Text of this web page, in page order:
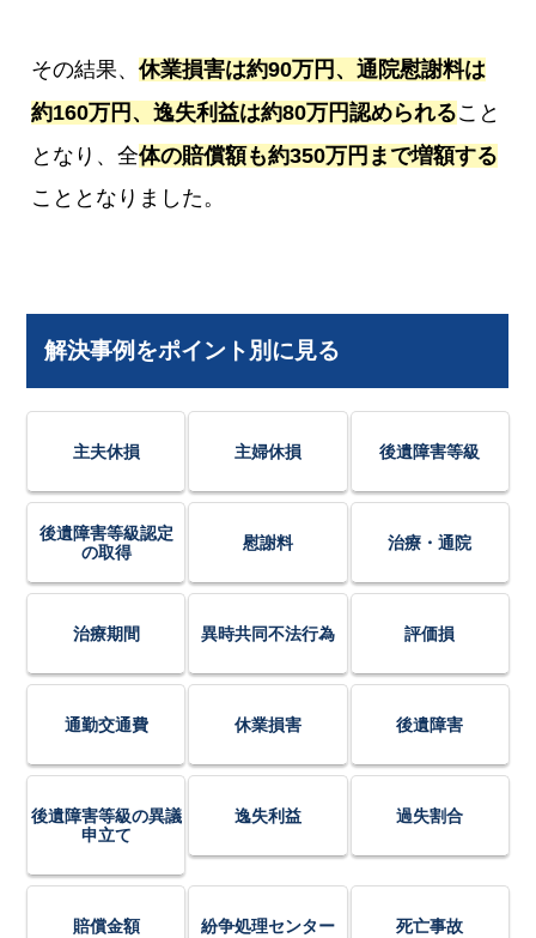
その結果、休業損害は約90万円、通院慰謝料は
約160万円、逸失利益は約80万円認められること
となり、全体の賠償額も約350万円まで増額する
こととなりました。
解決事例をポイント別に見る
主夫休損 主婦休損 後遺障害等級
後遺障害等級認定
の取得
慰謝料 治療・通院
治療期間 異時共同不法行為 評価損
通勤交通費 休業損害 後遺障害
後遺障害等級の異議
申立て
逸失利益 過失割合
賠償金額 紛争処理センター 死亡事故